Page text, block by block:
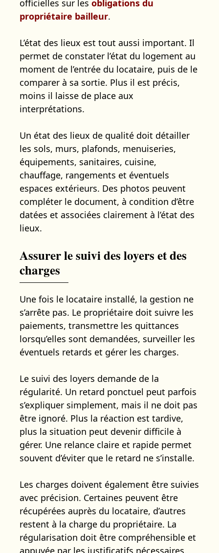
officielles sur les obligations du
propriétaire bailleur.
L’état des lieux est tout aussi important. Il
permet de constater l’état du logement au
moment de l’entrée du locataire, puis de le
comparer à sa sortie. Plus il est précis,
moins il laisse de place aux
interprétations.
Un état des lieux de qualité doit détailler
les sols, murs, plafonds, menuiseries,
équipements, sanitaires, cuisine,
chauffage, rangements et éventuels
espaces extérieurs. Des photos peuvent
compléter le document, à condition d’être
datées et associées clairement à l’état des
lieux.
Assurer le suivi des loyers et des
charges
Une fois le locataire installé, la gestion ne
s’arrête pas. Le propriétaire doit suivre les
paiements, transmettre les quittances
lorsqu’elles sont demandées, surveiller les
éventuels retards et gérer les charges.
Le suivi des loyers demande de la
régularité. Un retard ponctuel peut parfois
s’expliquer simplement, mais il ne doit pas
être ignoré. Plus la réaction est tardive,
plus la situation peut devenir difficile à
gérer. Une relance claire et rapide permet
souvent d’éviter que le retard ne s’installe.
Les charges doivent également être suivies
avec précision. Certaines peuvent être
récupérées auprès du locataire, d’autres
restent à la charge du propriétaire. La
régularisation doit être compréhensible et
appuyée par les justificatifs nécessaires.